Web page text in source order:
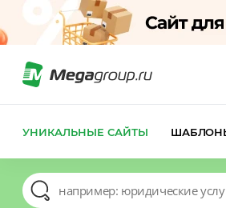
УНИКАЛЬНЫЕ САЙТЫ